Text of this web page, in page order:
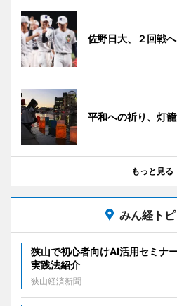
佐野日大、２回戦
平和への祈り、灯
もっと見る
みん経ト
狭山で初心者向けAI活用セミナ
実践法紹介
狭山経済新聞